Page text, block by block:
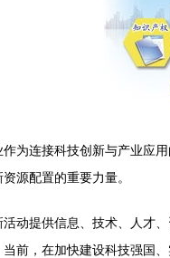
为连接科技创新与产业应
源配置的重要力量。
动提供信息、技术、人才
前，在加快建设科技强国